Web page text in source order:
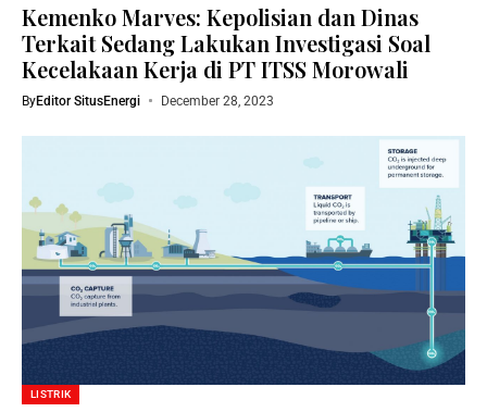
Kemenko Marves: Kepolisian dan Dinas
Terkait Sedang Lakukan Investigasi Soal
Kecelakaan Kerja di PT ITSS Morowali
ByEditor SitusEnergi December 28, 2023
LISTRIK